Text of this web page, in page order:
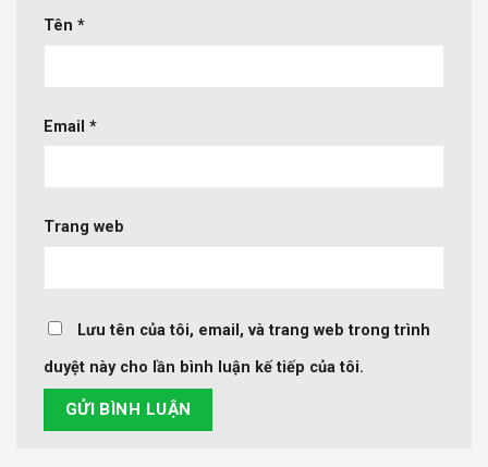
Tên *
Email *
Trang web
Lưu tên của tôi, email, và trang web trong trình
duyệt này cho lần bình luận kế tiếp của tôi.